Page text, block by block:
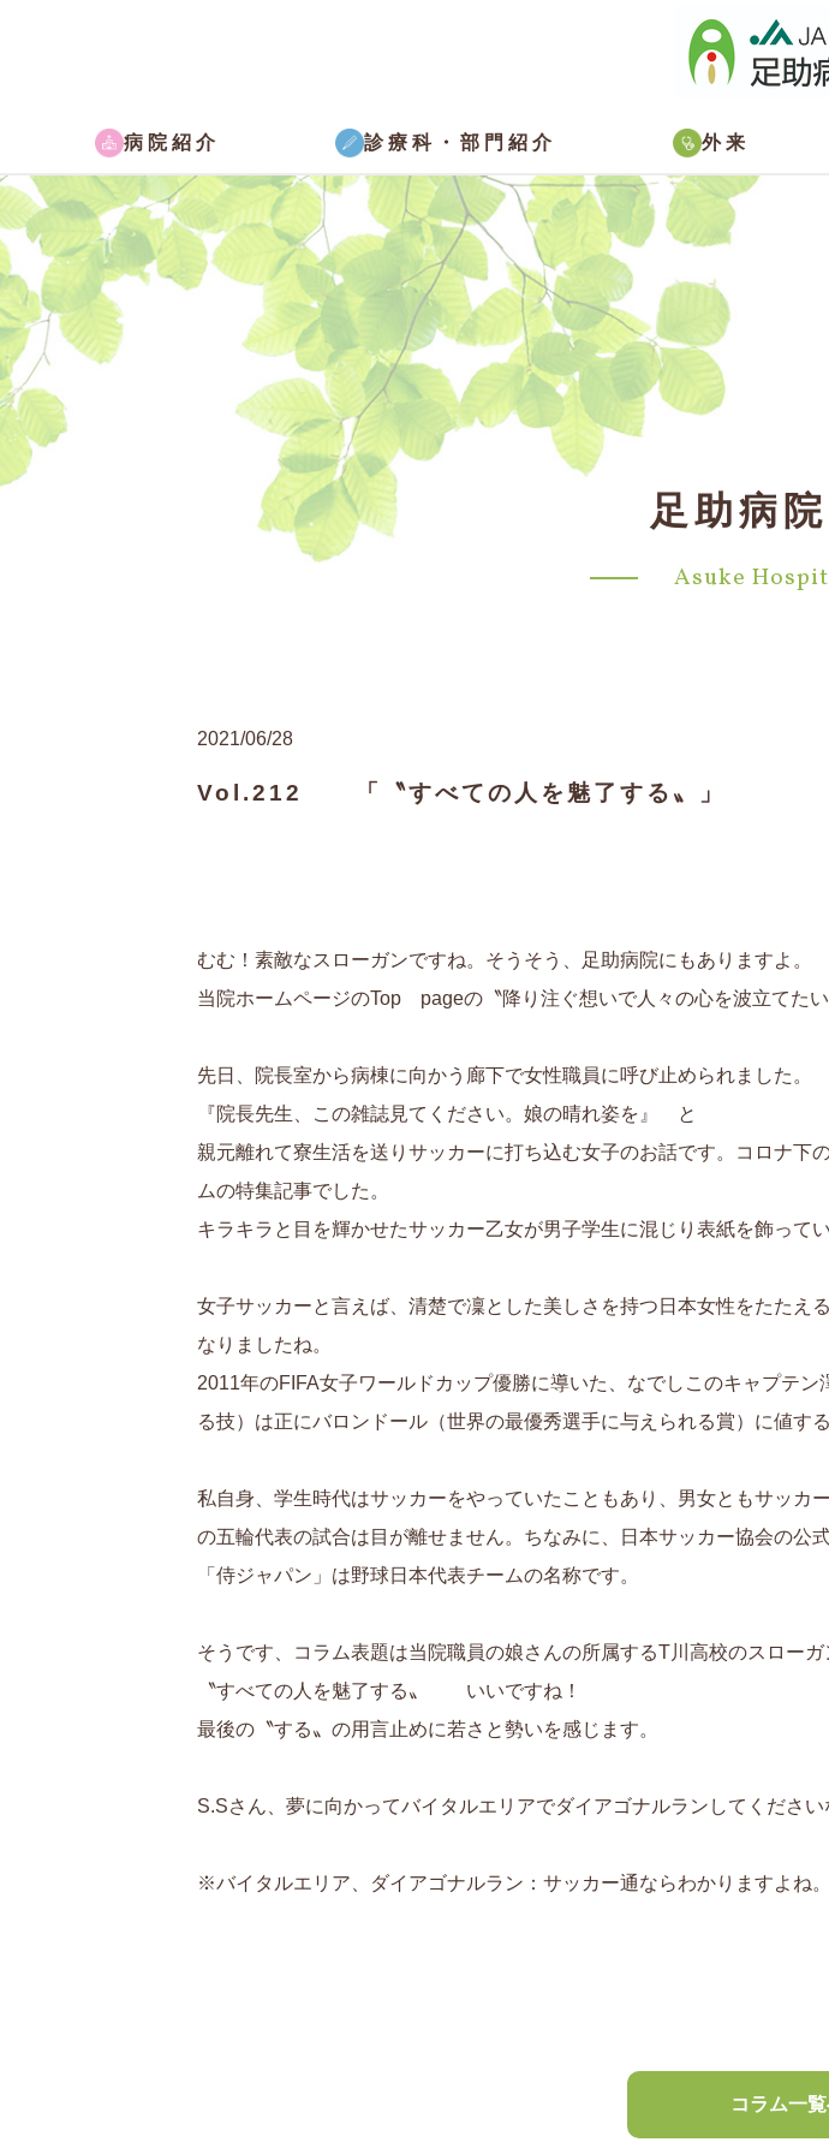
病院紹介 診療科・部門紹介 外来
足助病
Asuke
2021/06/28
Vol.212 「〝すべての人を魅了する〟」
むむ！素敵なスローガンですね。そうそう、足助病院にもありますよ。
当院ホームページのTop pageの〝降り注ぐ想いで人々の心を波立てた
先日、院長室から病棟に向かう廊下で女性職員に呼び止められました。
『院長先生、この雑誌見てください。娘の晴れ姿を』 と
親元離れて寮生活を送りサッカーに打ち込む女子のお話です。コロナ
ムの特集記事でした。
キラキラと目を輝かせたサッカー乙女が男子学生に混じり表紙を飾ってい
女子サッカーと言えば、清楚で凜とした美しさを持つ日本女性をたたえ
なりましたね。
2011年のFIFA女子ワールドカップ優勝に導いた、なでしこのキャプテ
る技）は正にバロンドール（世界の最優秀選手に与えられる賞）に値す
私自身、学生時代はサッカーをやっていたこともあり、男女ともサッ
の五輪代表の試合は目が離せません。ちなみに、日本サッカー協会の公
「侍ジャパン」は野球日本代表チームの名称です。
そうです、コラム表題は当院職員の娘さんの所属するT川高校のスローガ
〝すべての人を魅了する〟 いいですね！
最後の〝する〟の用言止めに若さと勢いを感じます。
S.Sさん、夢に向かってバイタルエリアでダイアゴナルランしてください
※バイタルエリア、ダイアゴナルラン：サッカー通ならわかりますよね
コラム一